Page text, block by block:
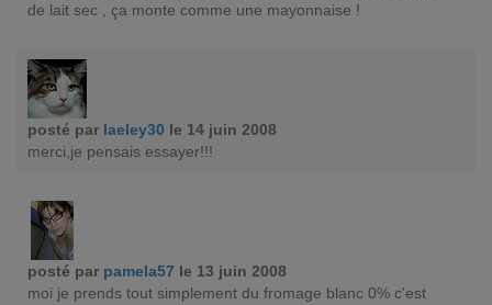
de lait sec , ça monte comme une mayonnaise !
posté par laeley30 le 14 juin 2008
merci,je pensais essayer!!!
posté par pamela57 le 13 juin 2008
moi je prends tout simplement du fromage blanc 0% c'est